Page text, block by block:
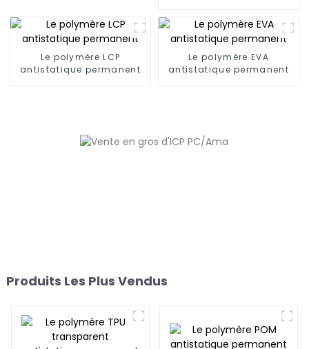
Le polymère LCP
antistatique permanent
Le polymère EVA
antistatique permanent
Produits Les Plus Vendus